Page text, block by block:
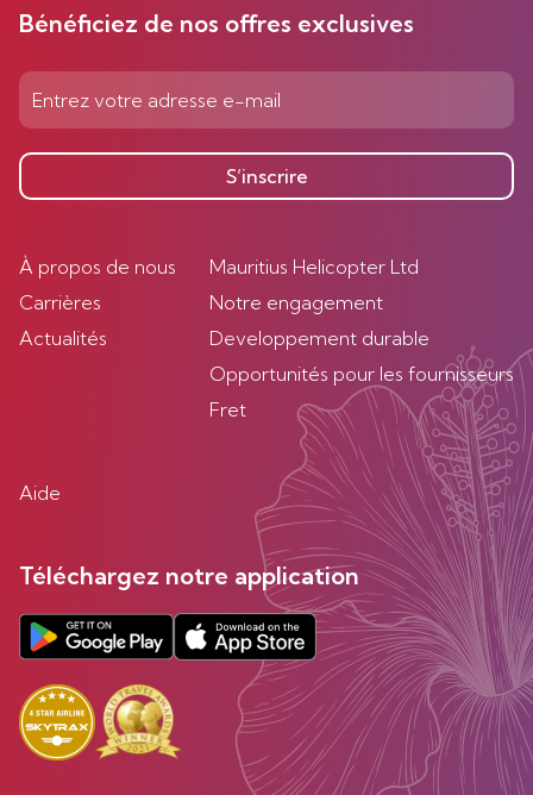
Bénéficiez de nos offres exclusives
S’inscrire
À propos de nous
Carrières
Actualités
Mauritius Helicopter Ltd
Notre engagement
Developpement durable
Opportunités pour les fournisseurs
Fret
Aide
Téléchargez notre application